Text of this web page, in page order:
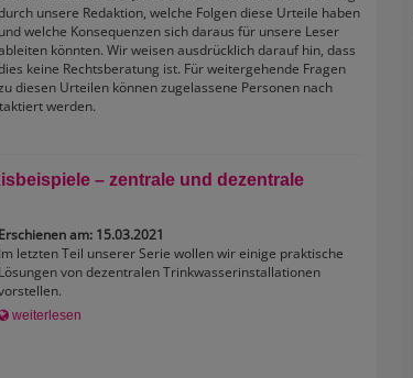
unsere Redaktion, welche Folgen diese Urteile haben
und welche Konsequenzen sich daraus für unsere Leser
könnten. Wir weisen ausdrücklich darauf hin, dass
keine Rechtsberatung ist. Für weitergehende Fragen
diesen Urteilen können zugelassene Personen nach
werden.
– zentrale und dezentrale
Erschienen am: 15.03.2021
Im letzten Teil unserer Serie wollen wir einige praktische
Lösungen von dezentralen Trinkwasserinstallationen
weiterlesen